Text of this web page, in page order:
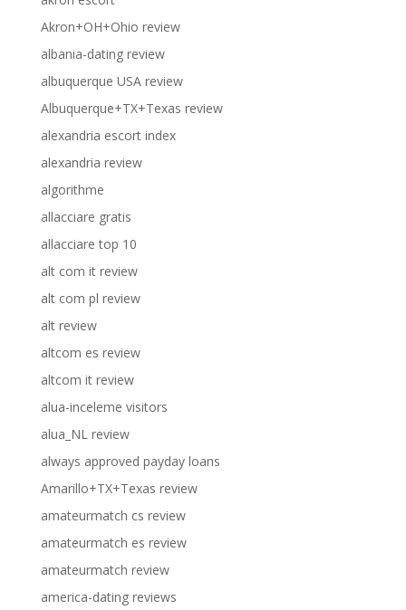
Akron+OH+Ohio review
albania-dating review
albuquerque USA review
Albuquerque+TX+Texas review
alexandria escort index
alexandria review
algorithme
allacciare gratis
allacciare top 10
alt com it review
alt com pl review
alt review
altcom es review
altcom it review
alua-inceleme visitors
alua_NL review
always approved payday loans
Amarillo+TX+Texas review
amateurmatch cs review
amateurmatch es review
amateurmatch review
america-dating reviews